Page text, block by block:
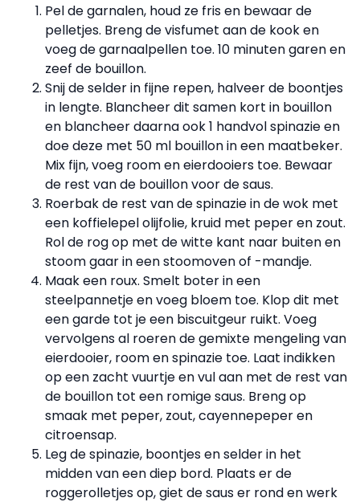
Pel de garnalen, houd ze fris en bewaar de
pelletjes. Breng de visfumet aan de kook en
voeg de garnaalpellen toe. 10 minuten garen en
zeef de bouillon.
Snij de selder in fijne repen, halveer de boontjes
in lengte. Blancheer dit samen kort in bouillon
en blancheer daarna ook 1 handvol spinazie en
doe deze met 50 ml bouillon in een maatbeker.
Mix fijn, voeg room en eierdooiers toe. Bewaar
de rest van de bouillon voor de saus.
Roerbak de rest van de spinazie in de wok met
een koffielepel olijfolie, kruid met peper en zout.
Rol de rog op met de witte kant naar buiten en
stoom gaar in een stoomoven of -mandje.
Maak een roux. Smelt boter in een
steelpannetje en voeg bloem toe. Klop dit met
een garde tot je een biscuitgeur ruikt. Voeg
vervolgens al roeren de gemixte mengeling van
eierdooier, room en spinazie toe. Laat indikken
op een zacht vuurtje en vul aan met de rest van
de bouillon tot een romige saus. Breng op
smaak met peper, zout, cayennepeper en
citroensap.
Leg de spinazie, boontjes en selder in het
midden van een diep bord. Plaats er de
roggerolletjes op, giet de saus er rond en werk